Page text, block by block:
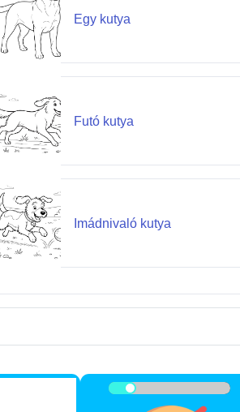
Egy kutya
Futó kutya
Imádnivaló kutya